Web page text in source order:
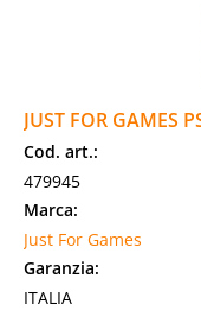
JUST FOR GAMES
Cod. art.:
479945
Marca:
Just For Games
Garanzia:
ITALIA